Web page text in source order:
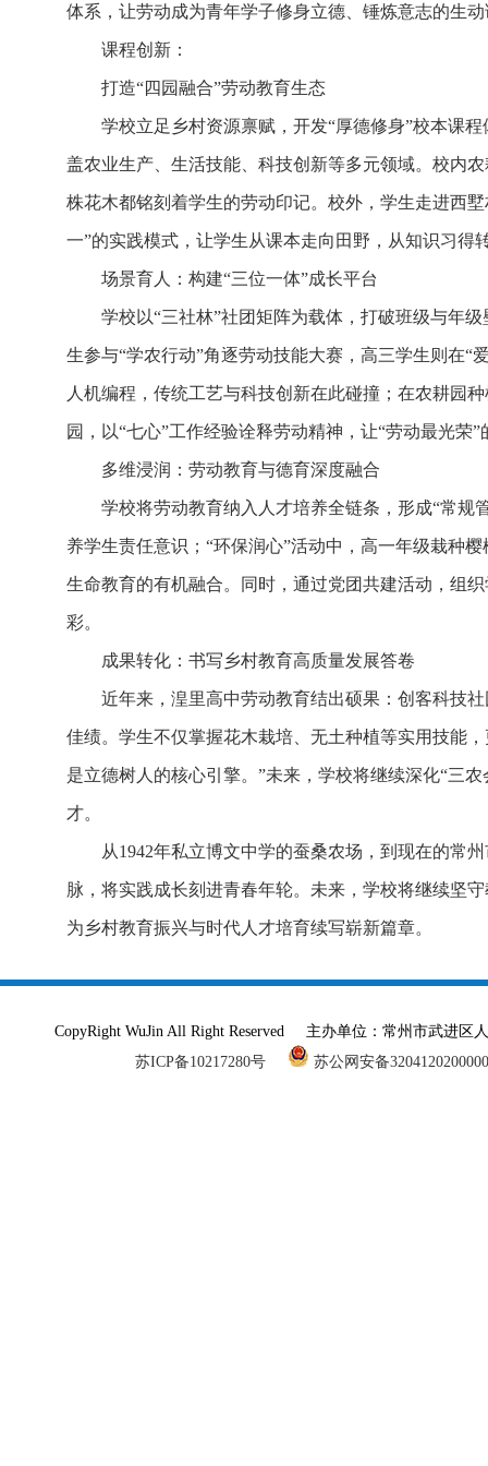
体系，让劳动成为青年学子修身立德、锤炼意志的生
课程创新：
打造“四园融合”劳动教育生态
学校立足乡村资源禀赋，开发“厚德修身”校本课
盖农业生产、生活技能、科技创新等多元领域。校内
株花木都铭刻着学生的劳动印记。校外，学生走进西
一”的实践模式，让学生从课本走向田野，从知识习得
场景育人：构建“三位一体”成长平台
学校以“三社林”社团矩阵为载体，打破班级与年
生参与“学农行动”角逐劳动技能大赛，高三学生则在
人机编程，传统工艺与科技创新在此碰撞；在农耕园
园，以“七心”工作经验诠释劳动精神，让“劳动最光荣
多维浸润：劳动教育与德育深度融合
学校将劳动教育纳入人才培养全链条，形成“常规
养学生责任意识；“环保润心”活动中，高一年级栽种
生命教育的有机融合。同时，通过党团共建活动，组
彩。
成果转化：书写乡村教育高质量发展答卷
近年来，湟里高中劳动教育结出硕果：创客科技
佳绩。学生不仅掌握花木栽培、无土种植等实用技能
是立德树人的核心引擎。”未来，学校将继续深化“三
才。
从1942年私立博文中学的蚕桑农场，到现在的常
脉，将实践成长刻进青春年轮。未来，学校将继续坚
为乡村教育振兴与时代人才培育续写崭新篇章。
CopyRight WuJin All Right Reserved 主办单位：常州市武进
苏ICP备10217280号
苏公网安备